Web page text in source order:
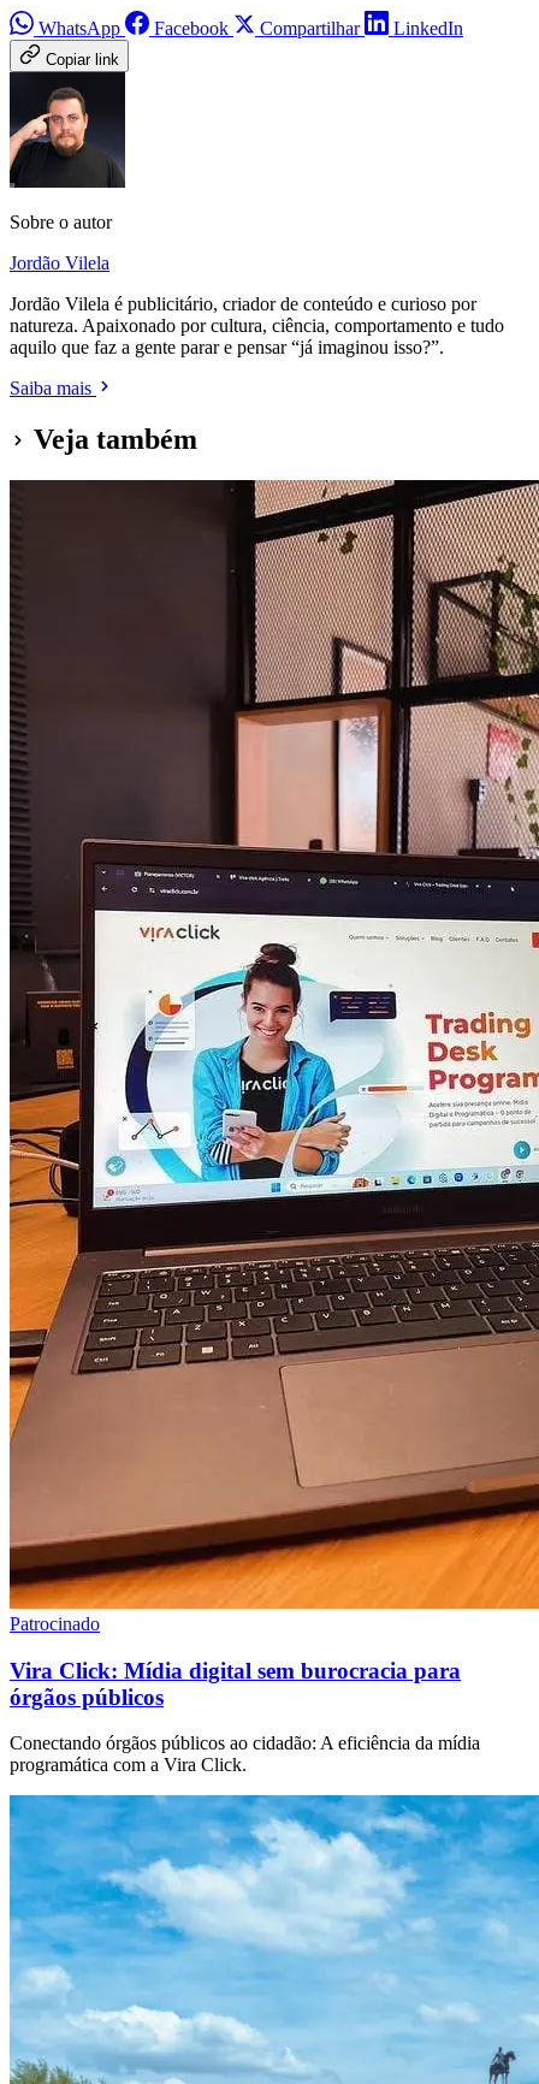
WhatsApp Facebook Compartilhar LinkedIn
Copiar link
Sobre o autor
Jordão Vilela
Jordão Vilela é publicitário, criador de conteúdo e curioso por
natureza. Apaixonado por cultura, ciência, comportamento e tudo
aquilo que faz a gente parar e pensar “já imaginou isso?”.
Saiba mais
Veja também
Patrocinado
Vira Click: Mídia digital sem burocracia para
órgãos públicos
Conectando órgãos públicos ao cidadão: A eficiência da mídia
programática com a Vira Click.